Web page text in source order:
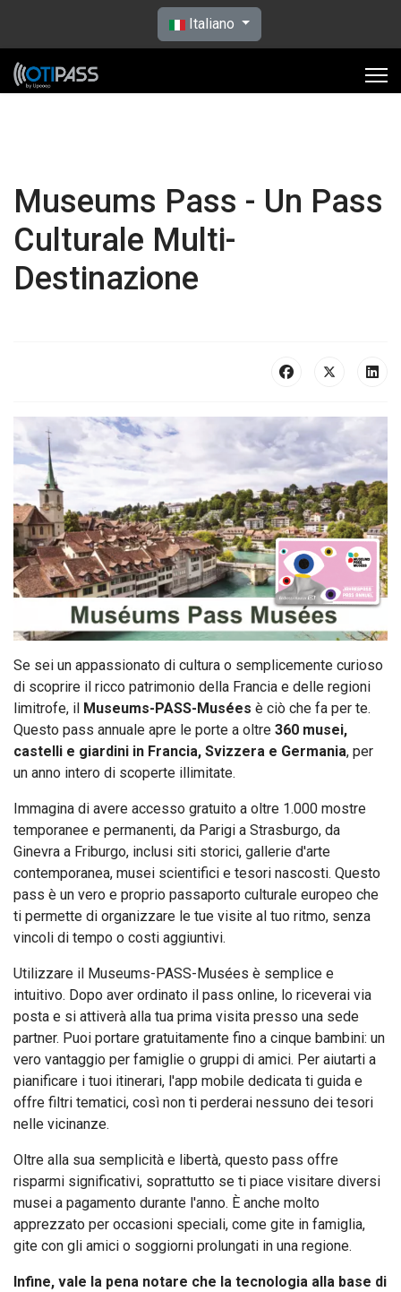
Seleziona la tua lingua
Italiano
Museums Pass - Un Pass
Culturale Multi-
Destinazione
Se sei un appassionato di cultura o semplicemente curioso
di scoprire il ricco patrimonio della Francia e delle regioni
limitrofe, il Museums-PASS-Musées è ciò che fa per te.
Questo pass annuale apre le porte a oltre 360 musei,
castelli e giardini in Francia, Svizzera e Germania, per
un anno intero di scoperte illimitate.
Immagina di avere accesso gratuito a oltre 1.000 mostre
temporanee e permanenti, da Parigi a Strasburgo, da
Ginevra a Friburgo, inclusi siti storici, gallerie d'arte
contemporanea, musei scientifici e tesori nascosti. Questo
pass è un vero e proprio passaporto culturale europeo che
ti permette di organizzare le tue visite al tuo ritmo, senza
vincoli di tempo o costi aggiuntivi.
Utilizzare il Museums-PASS-Musées è semplice e
intuitivo. Dopo aver ordinato il pass online, lo riceverai via
posta e si attiverà alla tua prima visita presso una sede
partner. Puoi portare gratuitamente fino a cinque bambini: un
vero vantaggio per famiglie o gruppi di amici. Per aiutarti a
pianificare i tuoi itinerari, l'app mobile dedicata ti guida e
offre filtri tematici, così non ti perderai nessuno dei tesori
nelle vicinanze.
Oltre alla sua semplicità e libertà, questo pass offre
risparmi significativi, soprattutto se ti piace visitare diversi
musei a pagamento durante l'anno. È anche molto
apprezzato per occasioni speciali, come gite in famiglia,
gite con gli amici o soggiorni prolungati in una regione.
Infine, vale la pena notare che la tecnologia alla base di